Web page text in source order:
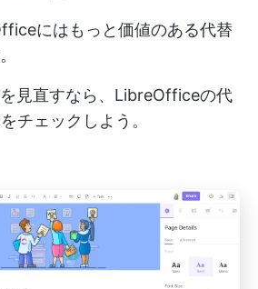
にはもっと価値のある代替
見直すなら、LibreOfficeの代
チェックしよう。